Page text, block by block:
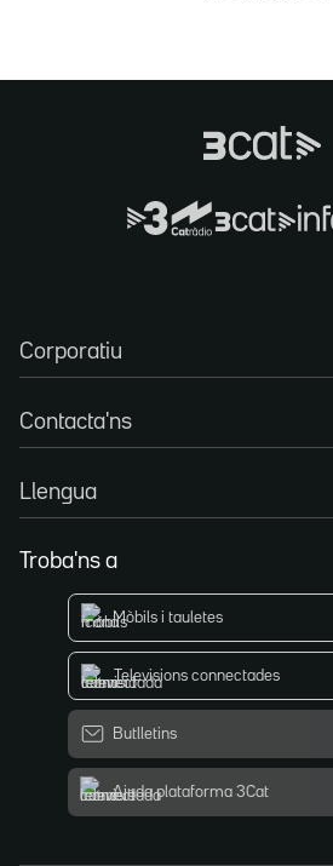
Corporatiu
Contacta'ns
Llengua
Troba'ns a
Mòbils i tauletes
Televisions connectades
Butlletins
Ajuda plataforma 3Cat